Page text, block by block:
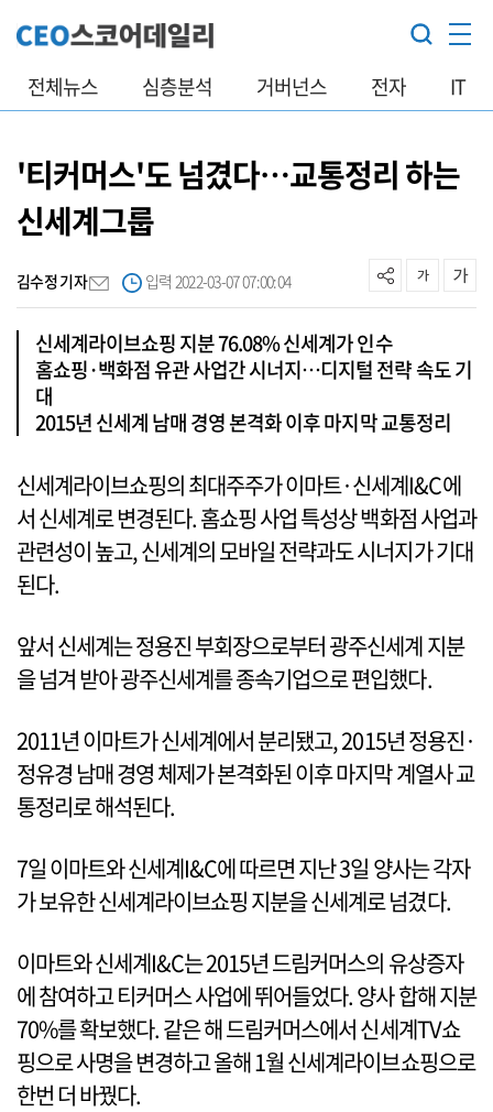
전체뉴스 심층분석 거버넌스 전자 IT
'티커머스'도 넘겼다…교통정리 하는
신세계그룹
김수정 기자 입력 2022-03-07 07:00:04
신세계라이브쇼핑 지분 76.08% 신세계가 인수
홈쇼핑·백화점 유관 사업간 시너지…디지털 전략 속도 기
대
2015년 신세계 남매 경영 본격화 이후 마지막 교통정리
신세계라이브쇼핑의 최대주주가 이마트·신세계I&C에
서 신세계로 변경된다. 홈쇼핑 사업 특성상 백화점 사업과
관련성이 높고, 신세계의 모바일 전략과도 시너지가 기대
된다.
앞서 신세계는 정용진 부회장으로부터 광주신세계 지분
을 넘겨 받아 광주신세계를 종속기업으로 편입했다.
2011년 이마트가 신세계에서 분리됐고, 2015년 정용진·
정유경 남매 경영 체제가 본격화된 이후 마지막 계열사 교
통정리로 해석된다.
7일 이마트와 신세계I&C에 따르면 지난 3일 양사는 각자
가 보유한 신세계라이브쇼핑 지분을 신세계로 넘겼다.
이마트와 신세계I&C는 2015년 드림커머스의 유상증자
에 참여하고 티커머스 사업에 뛰어들었다. 양사 합해 지분
70%를 확보했다. 같은 해 드림커머스에서 신세계TV쇼
핑으로 사명을 변경하고 올해 1월 신세계라이브쇼핑으로
한번 더 바꿨다.